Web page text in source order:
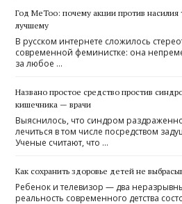
Год MeToo: почему акции против
лучшему
В русском интернете сложилось
современной феминистке: она
за любое …
Названо простое средство простив
кишечника — врачи
Выяснилось, что синдром
лечиться в том числе посредством
Ученые считают, что …
Как сохранить здоровье детей не
Ребенок и телевизор — два
реальность современного детства